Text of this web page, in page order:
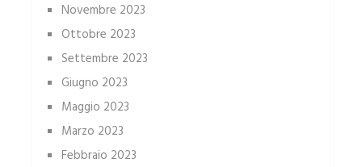
Novembre 2023
Ottobre 2023
Settembre 2023
Giugno 2023
Maggio 2023
Marzo 2023
Febbraio 2023